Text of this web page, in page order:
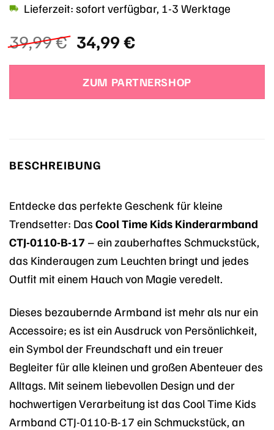
39,99€ Ursprünglicher
Preis
war:
39,99 €
34,99€Aktueller
ist:
34,99 €.
Lieferzeit: sofort verfügbar, 1-3 Werktage
ZUM PARTNERSHOP
BESCHREIBUNG
Entdecke das perfekte Geschenk für kleine
Trendsetter: Das Cool Time Kids Kinderarmband
CTJ-0110-B-17 – ein zauberhaftes Schmuckstück,
das Kinderaugen zum Leuchten bringt und jedes
Outfit mit einem Hauch von Magie veredelt.
Dieses bezaubernde Armband ist mehr als nur ein
Accessoire; es ist ein Ausdruck von Persönlichkeit,
ein Symbol der Freundschaft und ein treuer
Begleiter für alle kleinen und großen Abenteuer des
Alltags. Mit seinem liebevollen Design und der
hochwertigen Verarbeitung ist das Cool Time Kids
Armband CTJ-0110-B-17 ein Schmuckstück, an